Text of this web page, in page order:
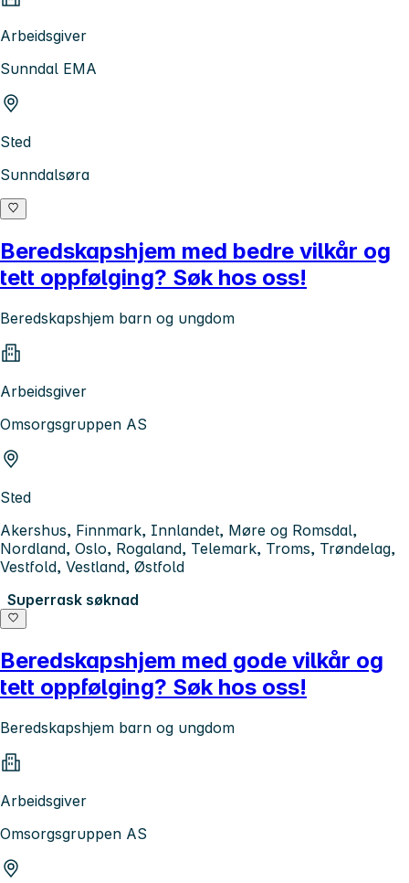
Arbeidsgiver
Sunndal EMA
Sted
Sunndalsøra
Beredskapshjem med bedre vilkår og
tett oppfølging? Søk hos oss!
Beredskapshjem barn og ungdom
Arbeidsgiver
Omsorgsgruppen AS
Sted
Akershus, Finnmark, Innlandet, Møre og Romsdal,
Nordland, Oslo, Rogaland, Telemark, Troms, Trøndelag,
Vestfold, Vestland, Østfold
Superrask søknad
Beredskapshjem med gode vilkår og
tett oppfølging? Søk hos oss!
Beredskapshjem barn og ungdom
Arbeidsgiver
Omsorgsgruppen AS